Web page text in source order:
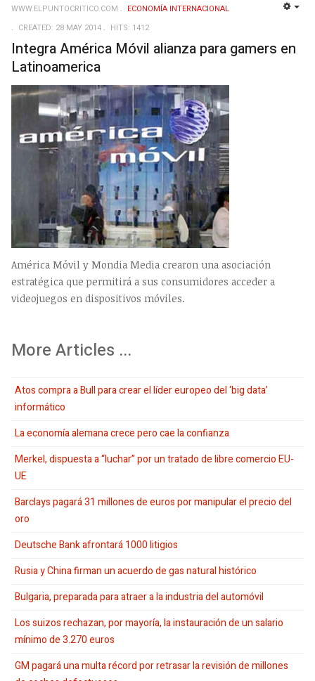
WWW.ELPUNTOCRITICO.COM
ECONOMÍA INTERNACIONAL
CREATED: 28 MAY 2014
HITS: 1412
Integra América Móvil alianza para gamers en
Latinoamerica
América Móvil y Mondia Media crearon una asociación
estratégica que permitirá a sus consumidores acceder a
videojuegos en dispositivos móviles.
More Articles ...
Atos compra a Bull para crear el líder europeo del ‘big data’
informático
La economía alemana crece pero cae la confianza
Merkel, dispuesta a “luchar” por un tratado de libre comercio EU-
UE
Barclays pagará 31 millones de euros por manipular el precio del
oro
Deutsche Bank afrontará 1000 litigios
Rusia y China firman un acuerdo de gas natural histórico
Bulgaria, preparada para atraer a la industria del automóvil
Los suizos rechazan, por mayoría, la instauración de un salario
mínimo de 3.270 euros
GM pagará una multa récord por retrasar la revisión de millones